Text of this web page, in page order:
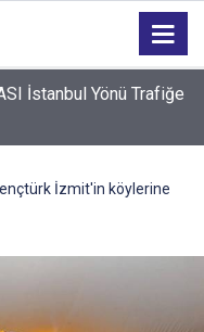
İzmit'in köylerine